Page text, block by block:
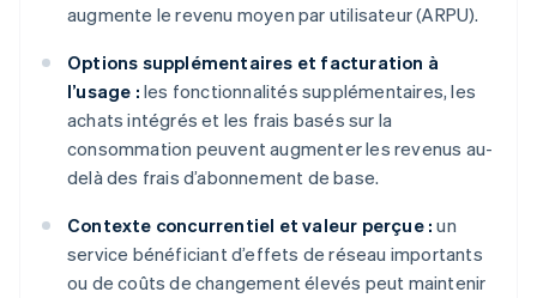
augmente le revenu moyen par utilisateur (ARPU).
Options supplémentaires et facturation à
l’usage : les fonctionnalités supplémentaires, les
achats intégrés et les frais basés sur la
consommation peuvent augmenter les revenus au-
delà des frais d’abonnement de base.
Contexte concurrentiel et valeur perçue : un
service bénéficiant d’effets de réseau importants
ou de coûts de changement élevés peut maintenir